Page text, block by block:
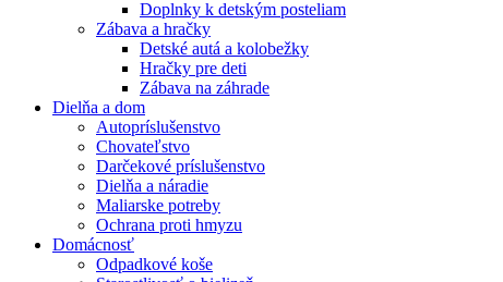
Doplnky k detským posteliam
Zábava a hračky
Detské autá a kolobežky
Hračky pre deti
Zábava na záhrade
Dielňa a dom
Autopríslušenstvo
Chovateľstvo
Darčekové príslušenstvo
Dielňa a náradie
Maliarske potreby
Ochrana proti hmyzu
Domácnosť
Odpadkové koše